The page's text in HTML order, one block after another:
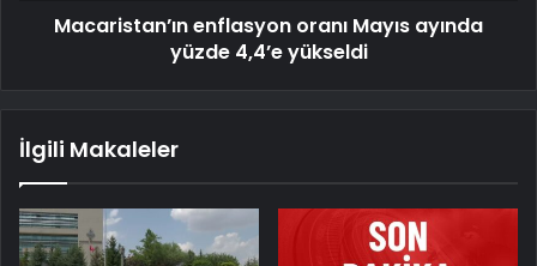
Macaristan’ın enflasyon oranı Mayıs ayında
yüzde 4,4’e yükseldi
İlgili Makaleler